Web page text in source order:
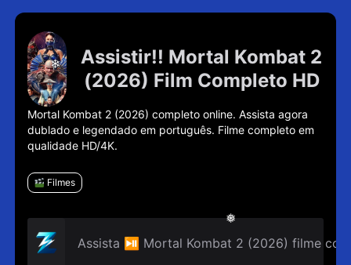
❅
❄
Assistir!! Mortal Kombat 2
(2026) Film Completo HD
Mortal Kombat 2 (2026) completo online. Assista agora
dublado e legendado em português. Filme completo em
qualidade HD/4K.
Filmes
Assista ⏯ Mortal Kombat 2 (2026) filme